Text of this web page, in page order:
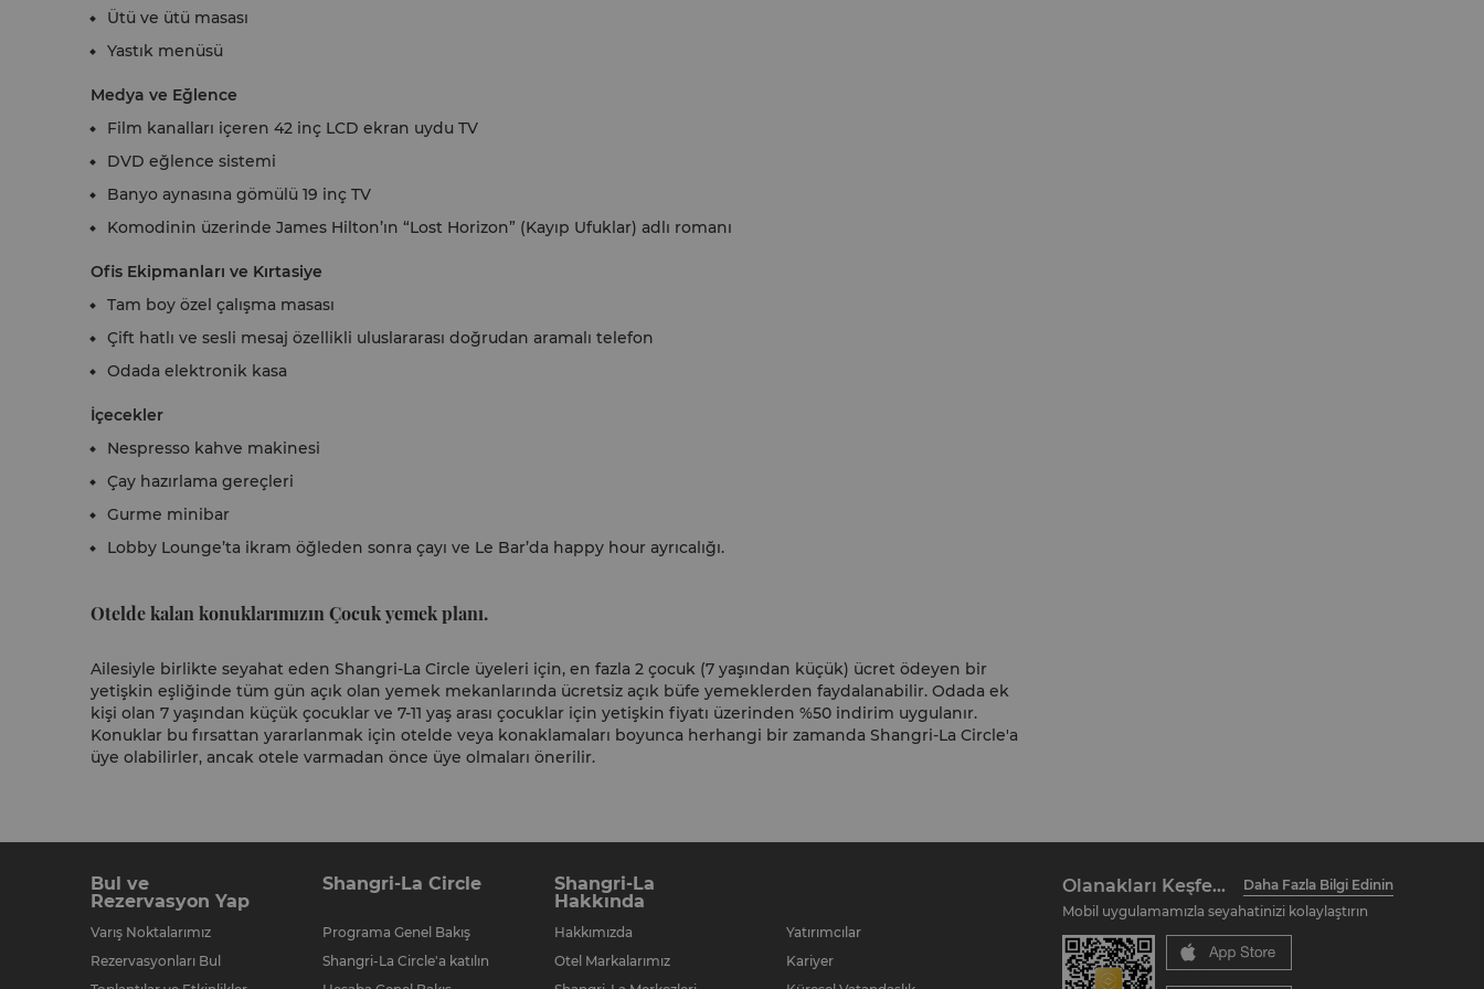
Ütü ve ütü masası
Yastık menüsü
Medya ve Eğlence
Film kanalları içeren 42 inç LCD ekran uydu TV
DVD eğlence sistemi
Banyo aynasına gömülü 19 inç TV
Komodinin üzerinde James Hilton’ın “Lost Horizon” (Kayıp Ufuklar) adlı romanı
Ofis Ekipmanları ve Kırtasiye
Tam boy özel çalışma masası
Çift hatlı ve sesli mesaj özellikli uluslararası doğrudan aramalı telefon
Odada elektronik kasa
İçecekler
Nespresso kahve makinesi
Çay hazırlama gereçleri
Gurme minibar
Lobby Lounge’ta ikram öğleden sonra çayı ve Le Bar’da happy hour ayrıcalığı.
Otelde kalan konuklarımızın Çocuk yemek planı.
Ailesiyle birlikte seyahat eden Shangri-La Circle üyeleri için, en fazla 2 çocuk (7 yaşından küçük) ücret ödeyen bir
yetişkin eşliğinde tüm gün açık olan yemek mekanlarında ücretsiz açık büfe yemeklerden faydalanabilir. Odada ek
kişi olan 7 yaşından küçük çocuklar ve 7-11 yaş arası çocuklar için yetişkin fiyatı üzerinden %50 indirim uygulanır.
Konuklar bu fırsattan yararlanmak için otelde veya konaklamaları boyunca herhangi bir zamanda Shangri-La Circle'a
üye olabilirler, ancak otele varmadan önce üye olmaları önerilir.
Bul ve
Rezervasyon Yap
Varış Noktalarımız
Rezervasyonları Bul
Shangri-La Circle
Programa Genel Bakış
Shangri-La Circle'a katılın
Shangri-La
Hakkında
Hakkımızda
Otel Markalarımız
Yatırımcılar
Kariyer
Olanakları Keşfedin
Daha Fazla Bilgi Edinin
Mobil uygulamamızla seyahatinizi kolaylaştırın